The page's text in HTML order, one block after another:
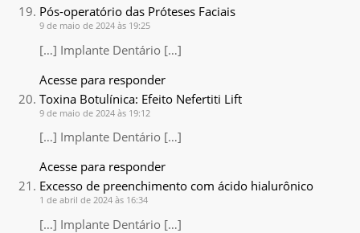
Pós-operatório das Próteses Faciais
9 de maio de 2024 às 19:25
[…] Implante Dentário […]
Acesse para responder
Toxina Botulínica: Efeito Nefertiti Lift
9 de maio de 2024 às 19:12
[…] Implante Dentário […]
Acesse para responder
Excesso de preenchimento com ácido hialurônico
1 de abril de 2024 às 16:34
[…] Implante Dentário […]